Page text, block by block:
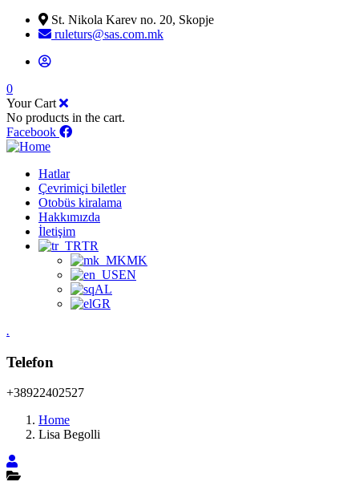
St. Nikola Karev no. 20, Skopje
ruleturs@sas.com.mk
0
Your Cart
No products in the cart.
Facebook
Hatlar
Çevrimiçi biletler
Otobüs kiralama
Hakkımızda
İletişim
TR
MK
EN
AL
GR
.
Telefon
+38922402527
Home
Lisa Begolli